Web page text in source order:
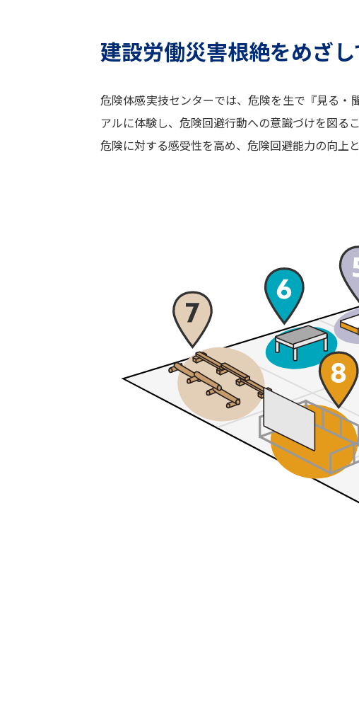
建設労働災害根絶をめざし
危険体感実技センターでは、危険を生で『見る
アルに体験し、危険回避行動への意識づけを図るこ
危険に対する感受性を高め、危険回避能力の向上